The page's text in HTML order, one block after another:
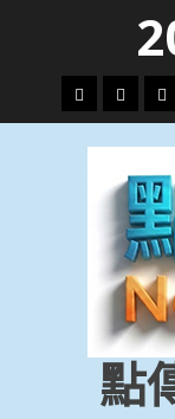
content頭
條
財
經
地
點